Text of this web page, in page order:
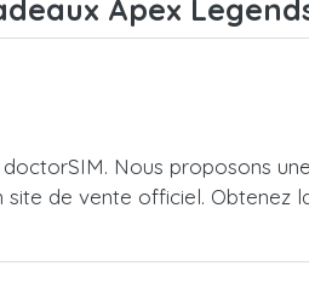
Apex
Nous proposons
de vente officiel. Obtenez